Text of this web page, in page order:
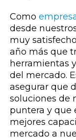
Como
desde
muy
año más que
herramientas
del mercado.
asegurar que
soluciones de
puntera y que
mejores
mercado a